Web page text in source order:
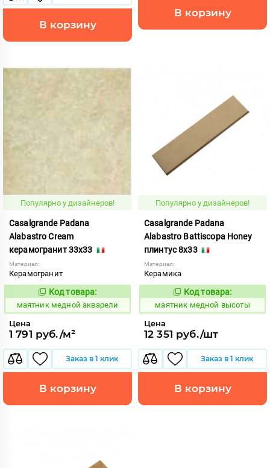
В корзину
В корзину
Популярно у дизайнеров!
Casalgrande Padana
Alabastro Cream
керамогранит 33x33
Материал:
Керамогранит
928625
Код товара:
маятник медной акварели
Цена
1 791 руб./м²
Заказ в 1 клик
В корзину
Популярно у дизайнеров!
Casalgrande Padana
Alabastro Battiscopa Honey
плинтус 8x33
Материал:
Керамика
928632
Код товара:
маятник медной высоты
Цена
12 351 руб./шт
Заказ в 1 клик
В корзину